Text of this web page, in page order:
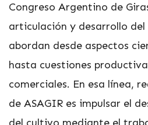
Congreso Argentino de
articulación y desarrollo del
abordan desde aspectos
hasta cuestiones
comerciales. En esa línea,
de ASAGIR es impulsar el
del cultivo mediante el